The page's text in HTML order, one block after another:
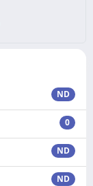
ND
0
ND
ND